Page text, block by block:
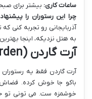
ساعات کاری: بیشتر برای
چرا این رستوران را
آذربایجانی رو تجربه کنی
به هتل نزدیکه، اینجا
آرت گاردن (Art Garden)
آرت گاردن فقط یه
باکو جا خوش کرده.
خوشمزه ست. می تونی تو